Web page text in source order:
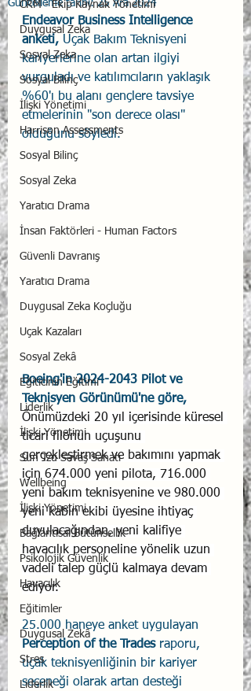
CRM - Ekip Kaynak Yönetimi
Duygusal Zeka
Sosyal Zeka
Sosyal Bilinç
İlişki Yönetimi
Harrison Assessments
Sosyal Bilinç
Sosyal Zeka
Yaratıcı Drama
İnsan Faktörleri - Human Factors
Güvenli Davranış
Yaratıcı Drama
Duygusal Zeka Koçluğu
Uçak Kazaları
Sosyal Zekâ
Eğiticinin Eğitimi
Liderlik
İlişki Yönetimi
Sun Tzu Savaş Sanatı
Wellbeing
İlişki Yönetimi
Bağlantısal Bütünsellik
Psikolojik Güvenlik
Havacılık
Eğitimler
Duygusal Zekâ
Stres
Liderlik
Güncelleme tarihi:25 Ara 2024
Endeavor Business Intelligence
anketi, Uçak Bakım Teknisyeni
kariyerlerine olan artan ilgiyi
vurguladı ve katılımcıların yaklaşık
%60'ı bu alanı gençlere tavsiye
etmelerinin "son derece olası"
olduğunu söyledi.
Boeing'in 2024-2043 Pilot ve
Teknisyen Görünümü'ne göre,
Önümüzdeki 20 yıl içerisinde küresel
ticari filonun uçuşunu
gerçekleştirmek ve bakımını yapmak
için 674.000 yeni pilota, 716.000
yeni bakım teknisyenine ve 980.000
yeni kabin ekibi üyesine ihtiyaç
duyulacağından, yeni kalifiye
havacılık personeline yönelik uzun
vadeli talep güçlü kalmaya devam
ediyor.
25.000 haneye anket uygulayan
Perception of the Trades raporu,
uçak teknisyenliğinin bir kariyer
seçeneği olarak artan desteği